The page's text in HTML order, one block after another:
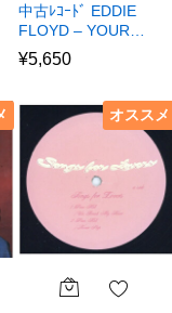
中古ﾚｺｰﾄﾞ EDDIE
FLOYD – YOUR…
¥5,650
オススメ